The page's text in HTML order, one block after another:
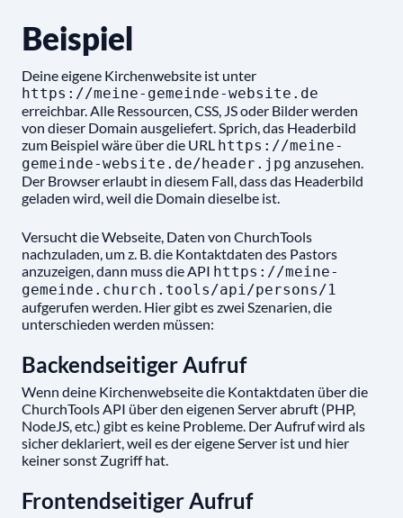
Beispiel
Deine eigene Kirchenwebsite ist unter
https://meine-gemeinde-website.de
erreichbar. Alle Ressourcen, CSS, JS oder Bilder werden
von dieser Domain ausgeliefert. Sprich, das Headerbild
zum Beispiel wäre über die URL https://meine-
gemeinde-website.de/header.jpg anzusehen.
Der Browser erlaubt in diesem Fall, dass das Headerbild
geladen wird, weil die Domain dieselbe ist.
Versucht die Webseite, Daten von ChurchTools
nachzuladen, um z. B. die Kontaktdaten des Pastors
anzuzeigen, dann muss die API https://meine-
gemeinde.church.tools/api/persons/1
aufgerufen werden. Hier gibt es zwei Szenarien, die
unterschieden werden müssen:
Backendseitiger Aufruf
Wenn deine Kirchenwebseite die Kontaktdaten über die
ChurchTools API über den eigenen Server abruft (PHP,
NodeJS, etc.) gibt es keine Probleme. Der Aufruf wird als
sicher deklariert, weil es der eigene Server ist und hier
keiner sonst Zugriff hat.
Frontendseitiger Aufruf